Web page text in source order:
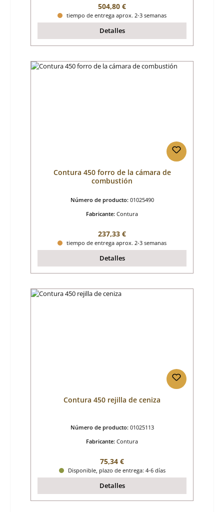
Precio normal:
504,80 €
tiempo de entrega aprox. 2-3 semanas
Detalles
Contura 450 forro de la cámara de
combustión
Número de producto: 01025490
Fabricante: Contura
Precio normal:
237,33 €
tiempo de entrega aprox. 2-3 semanas
Detalles
Contura 450 rejilla de ceniza
Número de producto: 01025113
Fabricante: Contura
Precio normal:
75,34 €
Disponible, plazo de entrega: 4-6 días
Detalles